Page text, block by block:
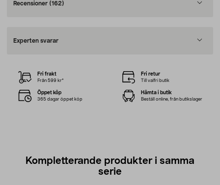
Recensioner (162)
Experten svarar
Fri frakt
Från 599 kr*
Fri retur
Till valfri butik
Öppet köp
365 dagar öppet köp
Hämta i butik
Beställ online, från butikslager
Kompletterande produkter i samma
serie